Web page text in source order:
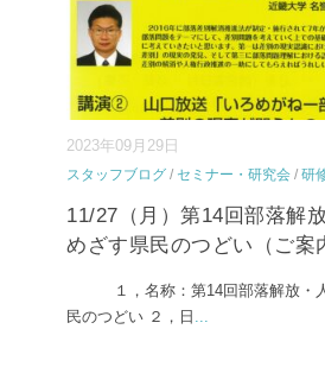
2023年09月29日
スタッフブログ / セミナー・研究会 / 研
11/27（月）第14回部落解
めざす県民のつどい（ご案
１，名称：第14回部落解放・人
民のつどい ２，日